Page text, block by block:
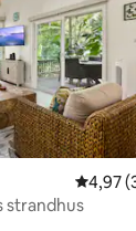
170 omtaler
4,97
4,97
strandhus